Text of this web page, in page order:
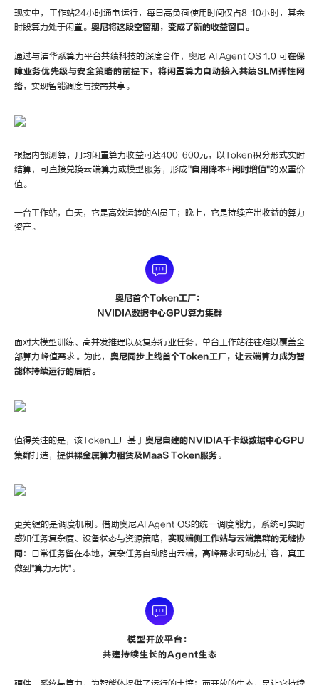
现实中，工作站24小时通电运行，每日高负荷使用时间仅占8–10小时，其余
时段算力处于闲置。 奥尼将这段空窗期，变成了新的收益窗口。
通过与清华系算力平台共绩科技的深度合作，奥尼 AI Agent OS 1.0 可在保
障业务优先级与安全策略的前提下，将闲置算力自动接入共绩SLM弹性网
络，实现智能调度与按需共享。
根据内部测算，月均闲置算力收益可达400–600元，以Token积分形式实时
结算，可直接兑换云端算力或模型服务，形成"自用降本+闲时增值"的双重价
值。
一台工作站，白天，它是高效运转的AI员工；晚上，它是持续产出收益的算力
资产。
奥尼首个Token工厂：
NVIDIA数据中心GPU算力集群
面对大模型训练、高并发推理以及复杂行业任务，单台工作站往往难以覆盖全
部算力峰值需求。为此， 奥尼同步上线首个Token工厂，让云端算力成为智
能体持续运行的后盾。
值得关注的是，该Token工厂基于奥尼自建的NVIDIA千卡级数据中心GPU
集群打造，提供裸金属算力租赁及MaaS Token服务。
更关键的是调度机制。借助奥尼AI Agent OS的统一调度能力，系统可实时
感知任务复杂度、设备状态与资源策略， 实现端侧工作站与云端集群的无缝协
同 ：日常任务留在本地，复杂任务自动路由云端，高峰需求可动态扩容，真正
做到"算力无忧"。
模型开放平台：
共建持续生长的Agent生态